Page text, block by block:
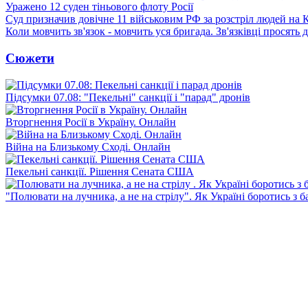
Уражено 12 суден тіньового флоту Росії
Суд призначив довічне 11 військовим РФ за розстріл людей на
Коли мовчить зв'язок - мовчить уся бригада. Зв'язківці просять
Сюжети
Підсумки 07.08: "Пекельні" санкції і "парад" дронів
Вторгнення Росії в Україну. Онлайн
Війна на Близькому Сході. Онлайн
Пекельні санкції. Рішення Сената США
"Полювати на лучника, а не на стрілу". Як Україні боротись з